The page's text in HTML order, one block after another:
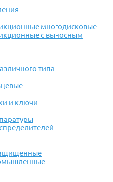
многодисковые
с выносным
типа
и ключи